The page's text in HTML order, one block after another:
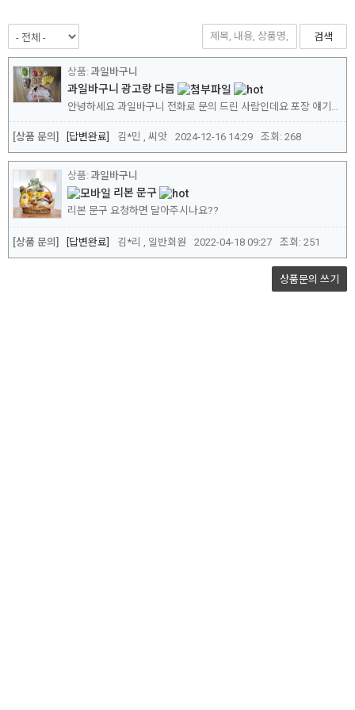
검색
답변완료
[상품 문의]
과일바구니
과일바구니 광고랑 다름
안녕하세요 과일바구니 전화로 문의 드린 사람인데요 포장 얘기만 하시면서 포장이 미흡했던건 사실이니까 만원을 적립급으로 주신다고 하셨잖아요 아무리 생각해도 이건 허위광고라는 생각이 들어 여기에 남깁니다. 계절꽃,포장지 등이 달라질 수 있다는 문장 하나로 정말 이 구성품으로 99,000원에 파신건가요?? 고객센터에서 전화받는 분은 그냥 하라는대로 하시는 것 같...
김*민 , 씨앗 2024-12-16 14:29 조회: 268
답변완료
[상품 문의]
과일바구니
리본 문구
리본 문구 요청하면 달아주시나요??
김*리 , 일반회원 2022-04-18 09:27 조회: 251
상품문의 쓰기